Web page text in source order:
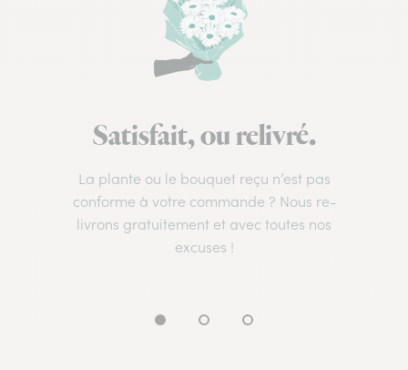
Satisfait, ou relivré.
La plante ou le bouquet reçu n’est pas
conforme à votre commande ? Nous re-
livrons gratuitement et avec toutes nos
excuses !